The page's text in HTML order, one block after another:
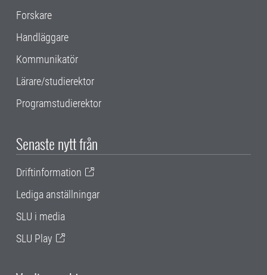
Forskare
Handläggare
Kommunikatör
Lärare/studierektor
Programstudierektor
Senaste nytt från
Driftinformation
Lediga anställningar
SLU i media
SLU Play